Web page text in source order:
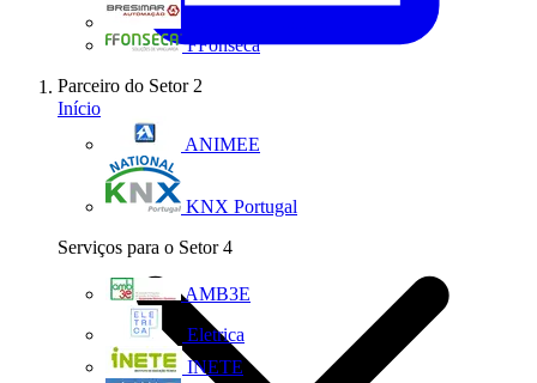
FFonseca
Parceiro do Setor 2
ANIMEE
KNX Portugal
Serviços para o Setor 4
AMB3E
Eletrica
INETE
Início